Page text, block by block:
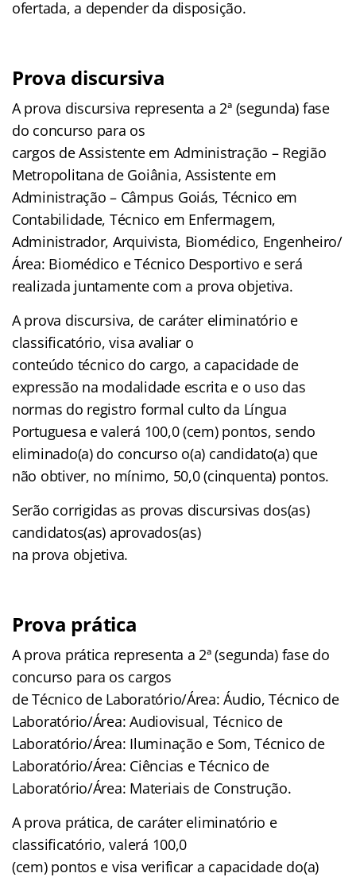
ofertada, a depender da disposição.
Prova discursiva
A prova discursiva representa a 2ª (segunda) fase
do concurso para os
cargos de Assistente em Administração – Região
Metropolitana de Goiânia, Assistente em
Administração – Câmpus Goiás, Técnico em
Contabilidade, Técnico em Enfermagem,
Administrador, Arquivista, Biomédico, Engenheiro/
Área: Biomédico e Técnico Desportivo e será
realizada juntamente com a prova objetiva.
A prova discursiva, de caráter eliminatório e
classificatório, visa avaliar o
conteúdo técnico do cargo, a capacidade de
expressão na modalidade escrita e o uso das
normas do registro formal culto da Língua
Portuguesa e valerá 100,0 (cem) pontos, sendo
eliminado(a) do concurso o(a) candidato(a) que
não obtiver, no mínimo, 50,0 (cinquenta) pontos.
Serão corrigidas as provas discursivas dos(as)
candidatos(as) aprovados(as)
na prova objetiva.
Prova prática
A prova prática representa a 2ª (segunda) fase do
concurso para os cargos
de Técnico de Laboratório/Área: Áudio, Técnico de
Laboratório/Área: Audiovisual, Técnico de
Laboratório/Área: Iluminação e Som, Técnico de
Laboratório/Área: Ciências e Técnico de
Laboratório/Área: Materiais de Construção.
A prova prática, de caráter eliminatório e
classificatório, valerá 100,0
(cem) pontos e visa verificar a capacidade do(a)